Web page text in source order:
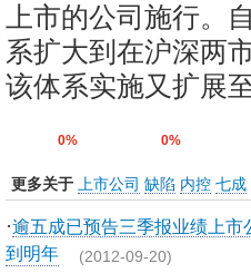
上市的公司施行。
系扩大到在沪深两
该体系实施又扩展
0% 0%
更多关于 上市公司 缺陷 内控 七成
·逾五成已预告三季报业绩上
到明年 (2012-09-20)